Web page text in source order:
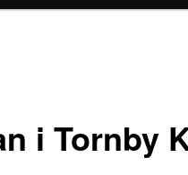
i Tornby